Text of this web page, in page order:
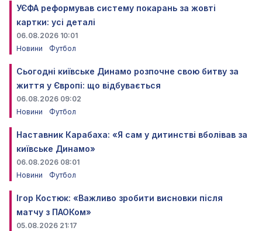
УЄФА реформував систему покарань за жовті
картки: усі деталі
06.08.2026 10:01
Новини
Футбол
Сьогодні київське Динамо розпочне свою битву за
життя у Європі: що відбувається
06.08.2026 09:02
Новини
Футбол
Наставник Карабаха: «Я сам у дитинстві вболівав за
київське Динамо»
06.08.2026 08:01
Новини
Футбол
Ігор Костюк: «Важливо зробити висновки після
матчу з ПАОКом»
05.08.2026 21:17